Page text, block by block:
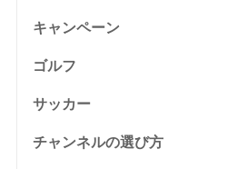
キャンペーン
ゴルフ
サッカー
チャンネルの選び方